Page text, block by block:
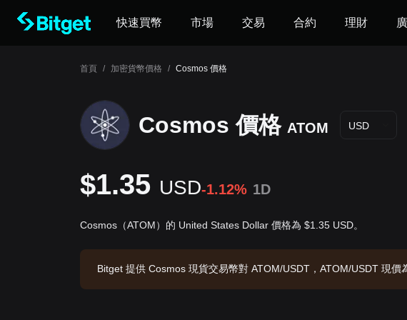
快速買幣 市場 交易 合約 理財
首頁 / 加密貨幣價格 / Cosmos 價格
Cosmos 價格 ATOM USD
$1.35 USD-1.12% 1D
Cosmos（ATOM）的 United States Dollar 價格為 $1.35 USD。
Bitget 提供 Cosmos 現貨交易幣對 ATOM/USDT，ATOM/USDT 現